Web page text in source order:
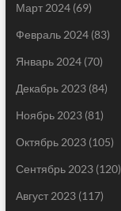
Март 2024(69)
Февраль 2024(83)
Январь 2024(70)
Декабрь 2023(84)
Ноябрь 2023(81)
Октябрь 2023(105)
Сентябрь 2023(120)
Август 2023(117)